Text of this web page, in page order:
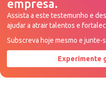
empresa.
Assista a este testemunho e
ajudar a atrair talentos e
Subscreva hoje mesmo e junte-
Experimente